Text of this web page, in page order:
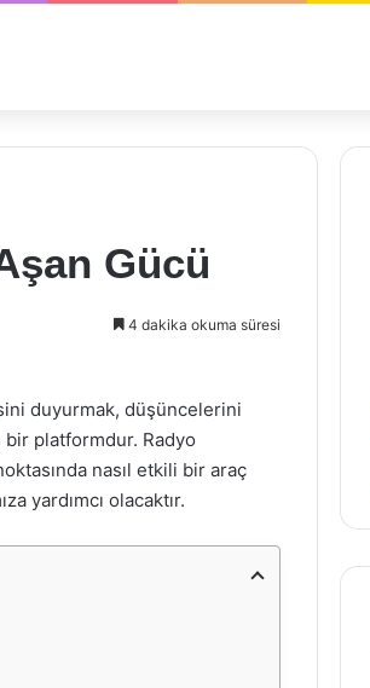
Gücü
4 dakika okuma süresi
duyurmak, düşüncelerini
platformdur. Radyo
nasıl etkili bir araç
yardımcı olacaktır.